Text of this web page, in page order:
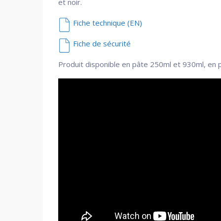
et noir.
Fiche technique (EN)
Fiche de sécurité
Produit disponible en pâte 250ml et 930ml,